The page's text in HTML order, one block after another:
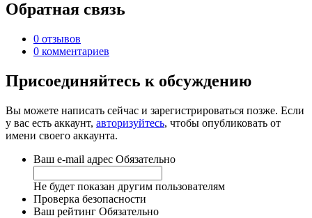
Обратная связь
0 отзывов
0 комментариев
Присоединяйтесь к обсуждению
Вы можете написать сейчас и зарегистрироваться позже. Если
у вас есть аккаунт, авторизуйтесь, чтобы опубликовать от
имени своего аккаунта.
Ваш e-mail адрес Обязательно
Не будет показан другим пользователям
Проверка безопасности
Ваш рейтинг Обязательно